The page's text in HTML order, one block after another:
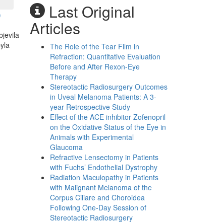
Last Original
Articles
The Role of the Tear Film in
Refraction: Quantitative Evaluation
Before and After Rexon-Eye
Therapy
Stereotactic Radiosurgery Outcomes
in Uveal Melanoma Patients: A 3-
year Retrospective Study
Effect of the ACE inhibitor Zofenopril
on the Oxidative Status of the Eye in
Animals with Experimental
Glaucoma
Refractive Lensectomy in Patients
with Fuchs’ Endothelial Dystrophy
Radiation Maculopathy in Patients
with Malignant Melanoma of the
Corpus Ciliare and Choroidea
Following One-Day Session of
Stereotactic Radiosurgery